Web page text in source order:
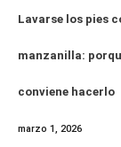
Lavarse los pies
manzanilla:
conviene hacerlo
marzo 1, 2026